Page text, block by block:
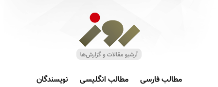
مطالب فارسی مطالب انگلیسی نویسندگان